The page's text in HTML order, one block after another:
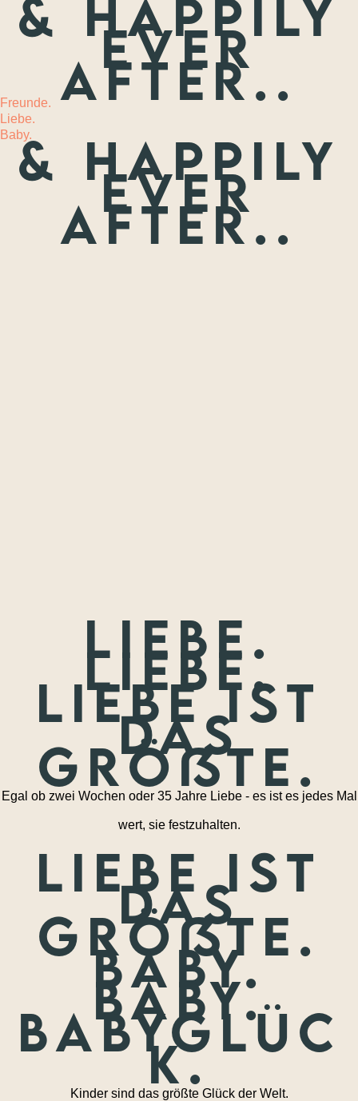
MEHR
& happily
ever
after..
Freunde.
Liebe.
Baby.& happily
ever
after..
Liebe.
Liebe.
Liebe ist
das
größte.
Egal ob zwei Wochen oder 35 Jahre Liebe - es ist es jedes Mal
wert, sie festzuhalten.
Liebe ist
das
größte.
Baby.
Baby.
Babyglüc
k.
Kinder sind das größte Glück der Welt.